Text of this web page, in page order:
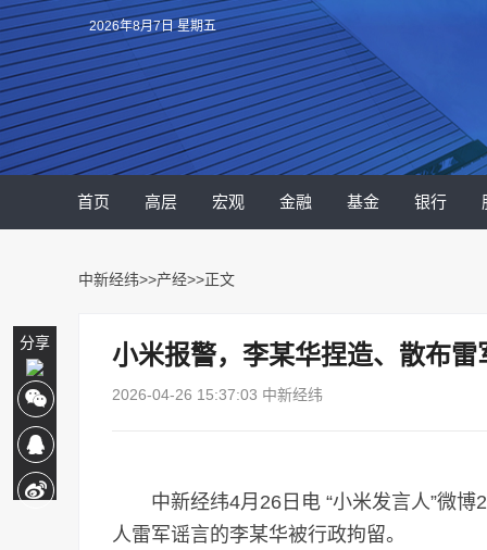
分享
2026年8月7日 星期五
首页 高层 宏观 金融 基金 银行
中新经纬>>产经>>正文
小米报警，李某华捏造、散布雷
2026-04-26 15:37:03 中新经纬
中新经纬4月26日电 “小米发言人”微博
人雷军谣言的李某华被行政拘留。